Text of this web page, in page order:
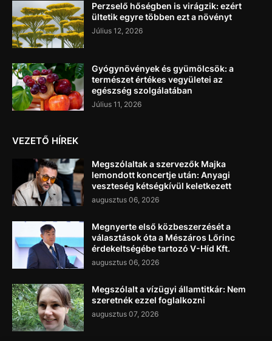
Perzselő hőségben is virágzik: ezért
ültetik egyre többen ezt a növényt
Július 12, 2026
Gyógynövények és gyümölcsök: a
természet értékes vegyületei az
egészség szolgálatában
Július 11, 2026
VEZETŐ HÍREK
Megszólaltak a szervezők Majka
lemondott koncertje után: Anyagi
veszteség kétségkívül keletkezett
augusztus 06, 2026
Megnyerte első közbeszerzését a
választások óta a Mészáros Lőrinc
érdekeltségébe tartozó V-Híd Kft.
augusztus 06, 2026
Megszólalt a vízügyi államtitkár: Nem
szeretnék ezzel foglalkozni
augusztus 07, 2026